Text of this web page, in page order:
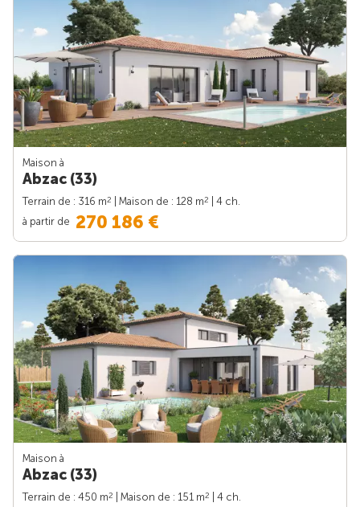
Maison à
Abzac (33)
Terrain de : 316 m2 | Maison de : 128 m2
| 4 ch.
à partir de 270 186 €
Maison à
Abzac (33)
Terrain de : 450 m2 | Maison de : 151 m2
| 4 ch.